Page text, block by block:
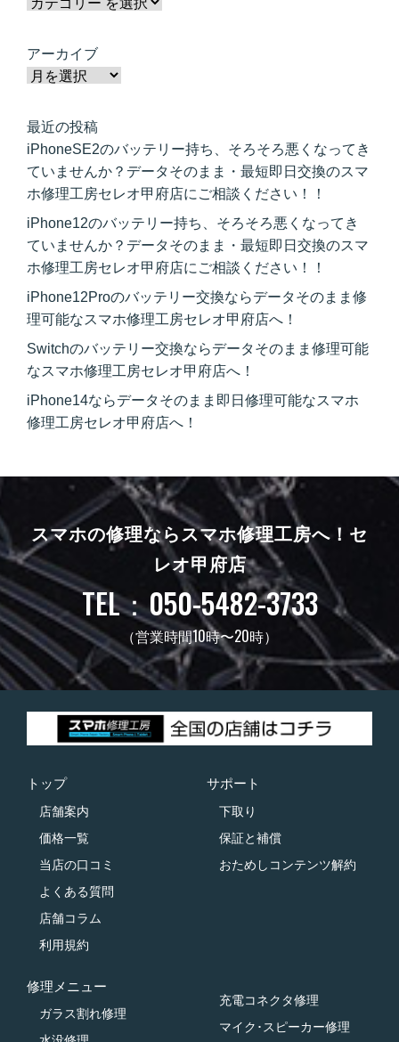
アーカイブ
最近の投稿
iPhoneSE2のバッテリー持ち、そろそろ悪くなってき
ていませんか？データそのまま・最短即日交換のスマ
ホ修理工房セレオ甲府店にご相談ください！！
iPhone12のバッテリー持ち、そろそろ悪くなってき
ていませんか？データそのまま・最短即日交換のスマ
ホ修理工房セレオ甲府店にご相談ください！！
iPhone12Proのバッテリー交換ならデータそのまま修
理可能なスマホ修理工房セレオ甲府店へ！
Switchのバッテリー交換ならデータそのまま修理可能
なスマホ修理工房セレオ甲府店へ！
iPhone14ならデータそのまま即日修理可能なスマホ
修理工房セレオ甲府店へ！
スマホの修理ならスマホ修理工房へ！ セ
レオ甲府店
TEL：050-5482-3733
（営業時間10時〜20時）
トップ
店舗案内
価格一覧
当店の口コミ
よくある質問
店舗コラム
利用規約
サポート
下取り
保証と補償
おためしコンテンツ解約
修理メニュー
ガラス割れ修理
充電コネクタ修理
マイク･スピーカー修理